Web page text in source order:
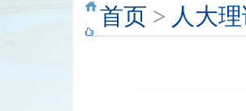
首页 > 人大